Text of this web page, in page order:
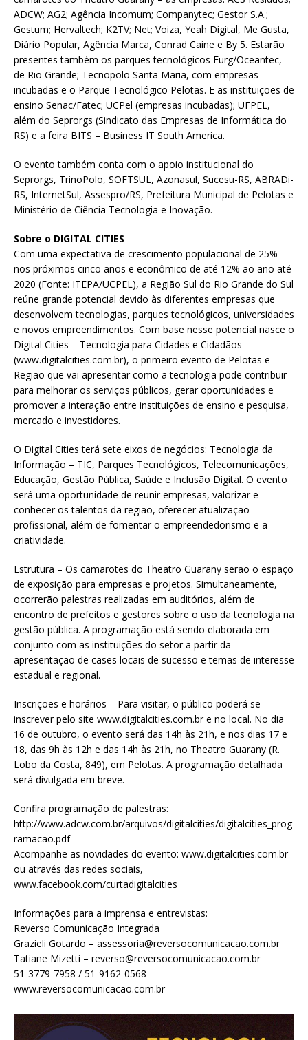
ADCW; AG2; Agência Incomum; Companytec; Gestor S.A.;
Gestum; Hervaltech; K2TV; Net; Voiza, Yeah Digital, Me Gusta,
Diário Popular, Agência Marca, Conrad Caine e By 5. Estarão
presentes também os parques tecnológicos Furg/Oceantec,
de Rio Grande; Tecnopolo Santa Maria, com empresas
incubadas e o Parque Tecnológico Pelotas. E as instituições de
ensino Senac/Fatec; UCPel (empresas incubadas); UFPEL,
além do Seprorgs (Sindicato das Empresas de Informática do
RS) e a feira BITS – Business IT South America.
O evento também conta com o apoio institucional do
Seprorgs, TrinoPolo, SOFTSUL, Azonasul, Sucesu-RS, ABRADi-
RS, InternetSul, Assespro/RS, Prefeitura Municipal de Pelotas e
Ministério de Ciência Tecnologia e Inovação.
Sobre o DIGITAL CITIES
Com uma expectativa de crescimento populacional de 25%
nos próximos cinco anos e econômico de até 12% ao ano até
2020 (Fonte: ITEPA/UCPEL), a Região Sul do Rio Grande do Sul
reúne grande potencial devido às diferentes empresas que
desenvolvem tecnologias, parques tecnológicos, universidades
e novos empreendimentos. Com base nesse potencial nasce o
Digital Cities – Tecnologia para Cidades e Cidadãos
(www.digitalcities.com.br), o primeiro evento de Pelotas e
Região que vai apresentar como a tecnologia pode contribuir
para melhorar os serviços públicos, gerar oportunidades e
promover a interação entre instituições de ensino e pesquisa,
mercado e investidores.
O Digital Cities terá sete eixos de negócios: Tecnologia da
Informação – TIC, Parques Tecnológicos, Telecomunicações,
Educação, Gestão Pública, Saúde e Inclusão Digital. O evento
será uma oportunidade de reunir empresas, valorizar e
conhecer os talentos da região, oferecer atualização
profissional, além de fomentar o empreendedorismo e a
criatividade.
Estrutura – Os camarotes do Theatro Guarany serão o espaço
de exposição para empresas e projetos. Simultaneamente,
ocorrerão palestras realizadas em auditórios, além de
encontro de prefeitos e gestores sobre o uso da tecnologia na
gestão pública. A programação está sendo elaborada em
conjunto com as instituições do setor a partir da
apresentação de cases locais de sucesso e temas de interesse
estadual e regional.
Inscrições e horários – Para visitar, o público poderá se
inscrever pelo site www.digitalcities.com.br e no local. No dia
16 de outubro, o evento será das 14h às 21h, e nos dias 17 e
18, das 9h às 12h e das 14h às 21h, no Theatro Guarany (R.
Lobo da Costa, 849), em Pelotas. A programação detalhada
será divulgada em breve.
Confira programação de palestras:
http://www.adcw.com.br/arquivos/digitalcities/digitalcities_prog
ramacao.pdf
Acompanhe as novidades do evento: www.digitalcities.com.br
ou através das redes sociais,
www.facebook.com/curtadigitalcities
Informações para a imprensa e entrevistas:
Reverso Comunicação Integrada
Grazieli Gotardo – assessoria@reversocomunicacao.com.br
Tatiane Mizetti – reverso@reversocomunicacao.com.br
51-3779-7958 / 51-9162-0568
www.reversocomunicacao.com.br